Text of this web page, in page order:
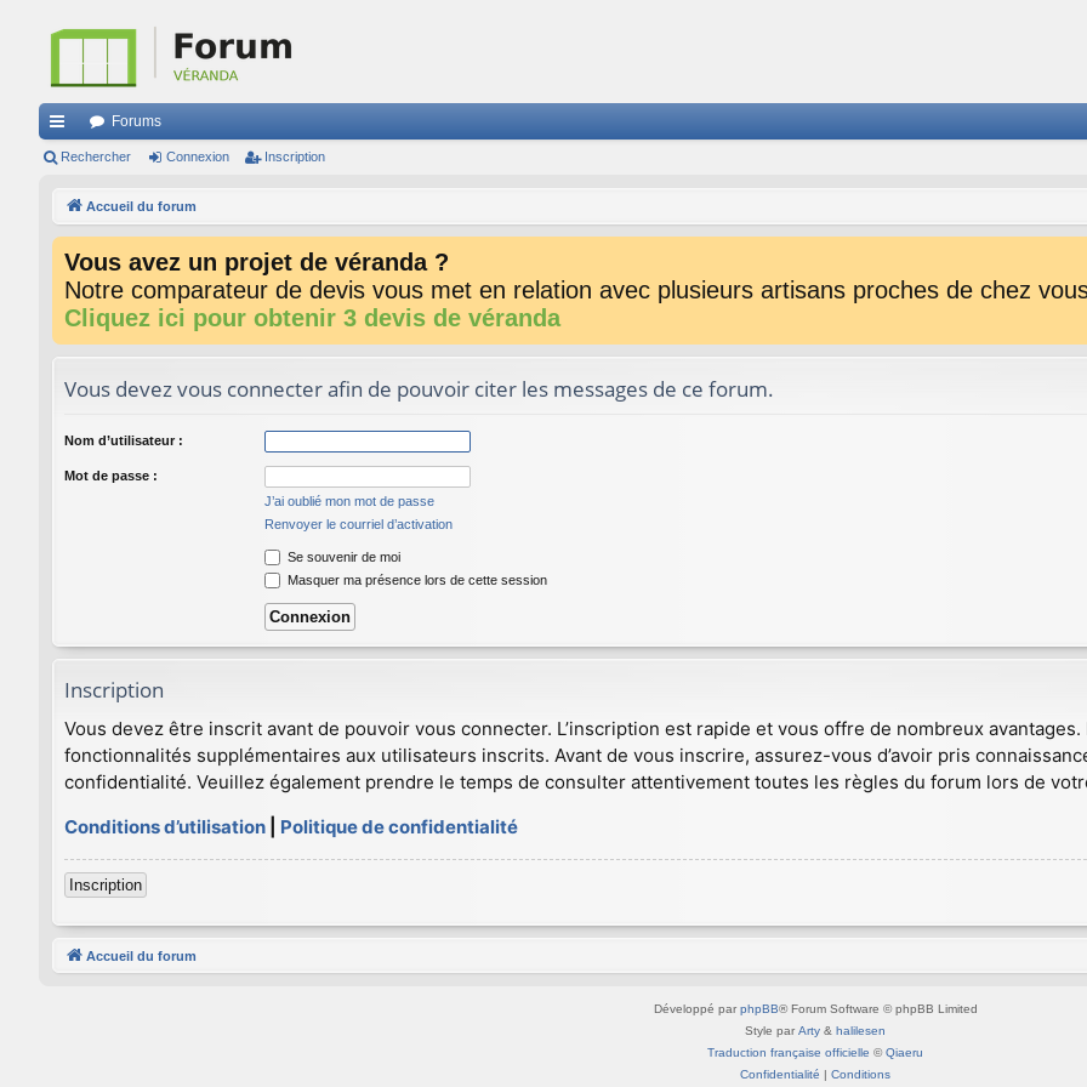
ac
Forums
Rechercher Connexion Inscription
Accueil du forum
Vous avez un projet de véranda ?
Notre comparateur de devis vous met en relation avec plusieurs artisans proches de chez
Cliquez ici pour obtenir 3 devis de véranda
Vous devez vous connecter afin de pouvoir citer les messages de ce forum.
Nom d’utilisateur :
Mot de passe :
J’ai oublié mon mot de passe
Renvoyer le courriel d’activation
Se souvenir de moi
Masquer ma présence lors de cette session
Inscription
Vous devez être inscrit avant de pouvoir vous connecter. L’inscription est rapide et vous offre de nombreux
fonctionnalités supplémentaires aux utilisateurs inscrits. Avant de vous inscrire, assurez-vous d’avoir pris
confidentialité. Veuillez également prendre le temps de consulter attentivement toutes les règles du forum lors de
Conditions d’utilisation
Politique de confidentialité
Inscription
Accueil du forum
Développé par phpBB® Forum Software © phpBB Limited
Style par Arty & halilesen
Traduction française officielle ©Qiaeru
Confidentialité | Conditions